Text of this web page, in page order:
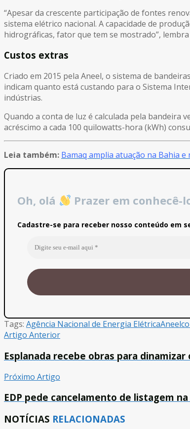
“Apesar da crescente participação de fontes
sistema elétrico nacional. A capacidade de
hidrográficas, fator que tem se mostrado”, lembra
Custos extras
Criado em 2015 pela Aneel, o sistema de
indicam quanto está custando para o Sistema
indústrias.
Quando a conta de luz é calculada pela bandeira
acréscimo a cada 100 quilowatts-hora (kWh)
Leia também: Bamaq amplia atuação na Bahia
Oh, olá Prazer em conhecê-
Cadastre-se para receber nosso conteúdo em
Tags: Agência Nacional de Energia ElétricaAneel
Artigo Anterior
Esplanada recebe obras para
Próximo Artigo
EDP pede cancelamento de listagem na
NOTÍCIAS RELACIONADAS